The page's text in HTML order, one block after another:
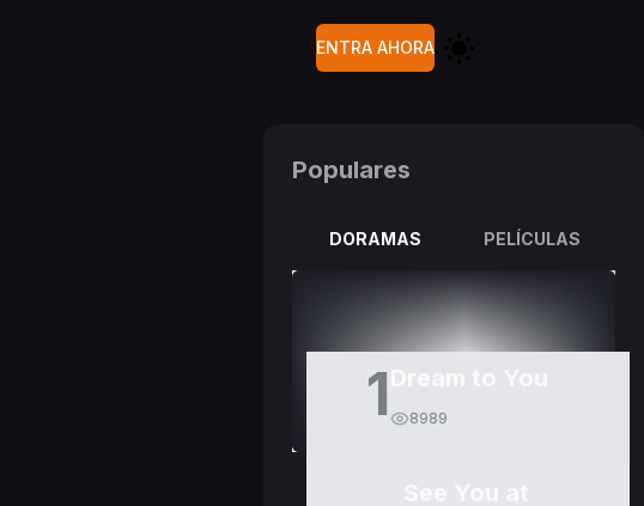
ENTRA AHORA
Populares
DORAMAS PELÍCULAS
1 8989